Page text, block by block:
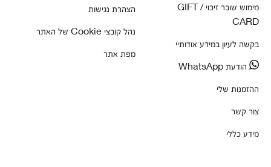
מימוש שובר זיכוי / GIFT
CARD
בקשה לעיון במידע אודותיי
הודעת WhatsApp
ההזמנות שלי
צור קשר
מידע כללי
הצהרת נגישות
נהל קובצי Cookie של האתר
מפת אתר